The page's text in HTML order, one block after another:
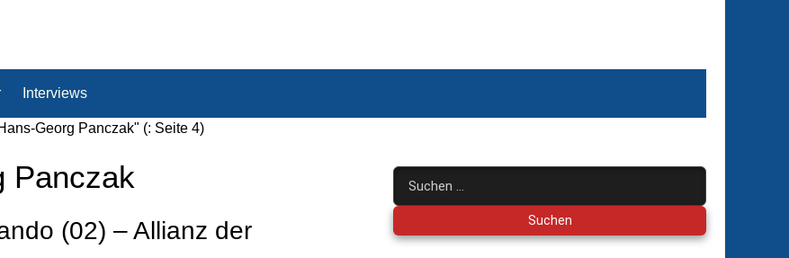
Interviews
Georg Panczak" (: Seite 4)
Panczak
(02) – Allianz der
Suchen
nach: